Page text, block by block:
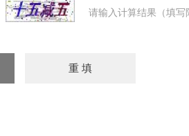
请输入计算结果（填